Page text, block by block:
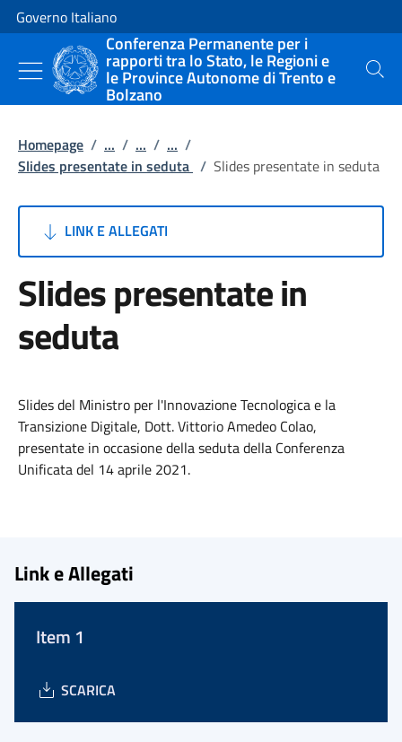
Vai al contenuto
Vai alla navigazione del sito
Governo Italiano
Conferenza Permanente per i
rapporti tra lo Stato, le Regioni e
le Province Autonome di Trento e
Bolzano
Cerca
Homepage / ... / ... / ... /
Slides presentate in seduta / Slides presentate in seduta
LINK E ALLEGATI
Slides presentate in
seduta
Slides del Ministro per l'Innovazione Tecnologica e la
Transizione Digitale, Dott. Vittorio Amedeo Colao,
presentate in occasione della seduta della Conferenza
Unificata del 14 aprile 2021.
Link e Allegati
Item 1
SCARICA